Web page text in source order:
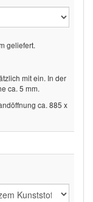
geliefert.
mit ein. In der
ca. 5 mm.
ca. 885 x